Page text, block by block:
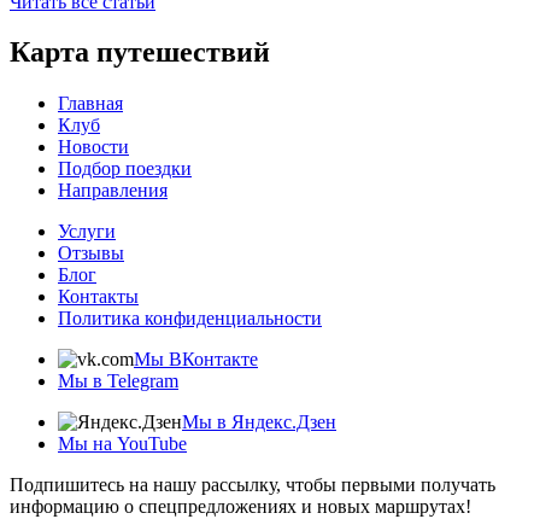
Карта путешествий
Главная
Клуб
Новости
Подбор поездки
Направления
Услуги
Отзывы
Блог
Контакты
Политика конфиденциальности
Мы ВКонтакте
Мы в Telegram
Мы в Яндекс.Дзен
Мы на YouTube
Подпишитесь на нашу рассылку, чтобы первыми получать
информацию о спецпредложениях и новых маршрутах!